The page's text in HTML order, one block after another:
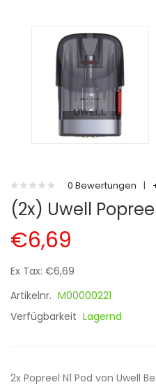
0 Bewertungen |
(2x) Uwell
€6,69
Ex Tax: €6,69
Artikelnr. M00000221
Verfügbarkeit Lagernd
2x Popreel N1 Pod von Uwell